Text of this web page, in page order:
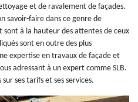
et de ravalement de façades.
savoir-faire dans ce genre de
sont à la hauteur des attentes de ceux
sont en outre des plus
expertise en travaux de façade et
adressant à un expert comme SLB.
ses tarifs et ses services.